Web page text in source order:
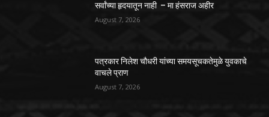
सर्वांच्या हृदयातून नाही – मा हंसराज अहीर
August 7, 2026
पत्रकार निलेश चौधरी यांच्या समयसूचकतेमुळे युवकाचे
वाचले प्राण
August 7, 2026